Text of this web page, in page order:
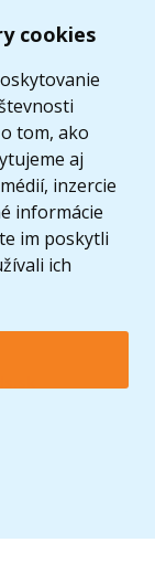
cookies
tom, ako
aj
inzercie
informácie
im poskytli
ich
LEGO Group. ©